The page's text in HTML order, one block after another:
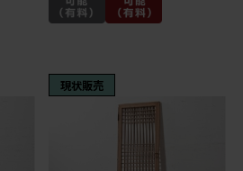
現状販売